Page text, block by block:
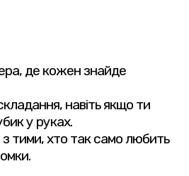
де кожен знайде
навіть якщо ти
у руках.
з тими, хто так само любить